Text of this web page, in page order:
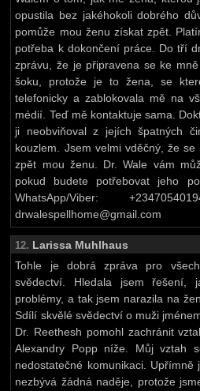
opustila bez jakéhokoli dobrého
pomůže mou ženu získat zpět.
potřeba k dokončení práce. Do tří
zprávu, že je připravena se ke
šoku, protože je to žena, se
telefonicky a zablokovala mě na
médií. Teď mě kontaktuje sama.
ji neobviňoval z jejích špatných
kouzlem. Jsem velmi vděčný, že se
zpět mou ženu. Dr. Wale vám
pokud budete potřebovat jeho
WhatsApp/Viber:
drwalespellhome@gmail.com
12. Larissa Muhlhaus
Tohle je dobrá zpráva pro
svědectví. Hledala jsem řešení,
problémy, a tak jsem narazila na
Sdílí skvělé svědectví o muži
Dr. Reethesh pomohl zachránit
Alexandry Popp níže. Můj vztah
nedostatečné komunikaci.
nezbývá žádná naděje, protože